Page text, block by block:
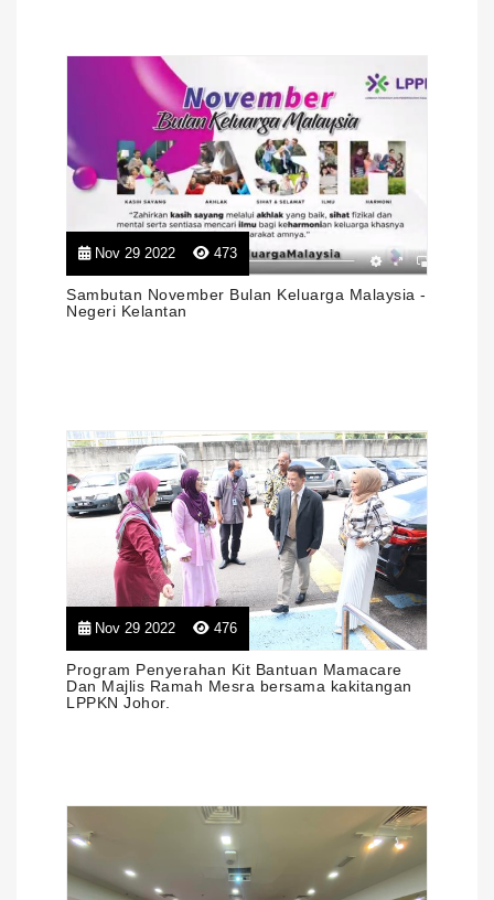
Nov 29 2022 473
Sambutan November Bulan Keluarga Malaysia -
Negeri Kelantan
Nov 29 2022 476
Program Penyerahan Kit Bantuan Mamacare
Dan Majlis Ramah Mesra bersama kakitangan
LPPKN Johor.